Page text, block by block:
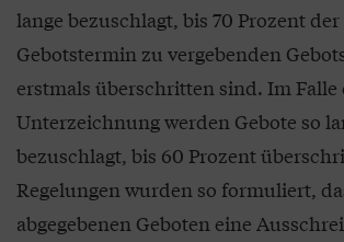
lange bezuschlagt, bis 70 Prozent
Gebotstermin zu vergebenden
erstmals überschritten sind. Im Falle
Unterzeichnung werden Gebote so
bezuschlagt, bis 60 Prozent
Regelungen wurden so formuliert,
abgegebenen Geboten eine